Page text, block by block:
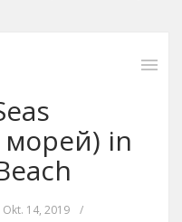
in
Okt. 14, 2019
/